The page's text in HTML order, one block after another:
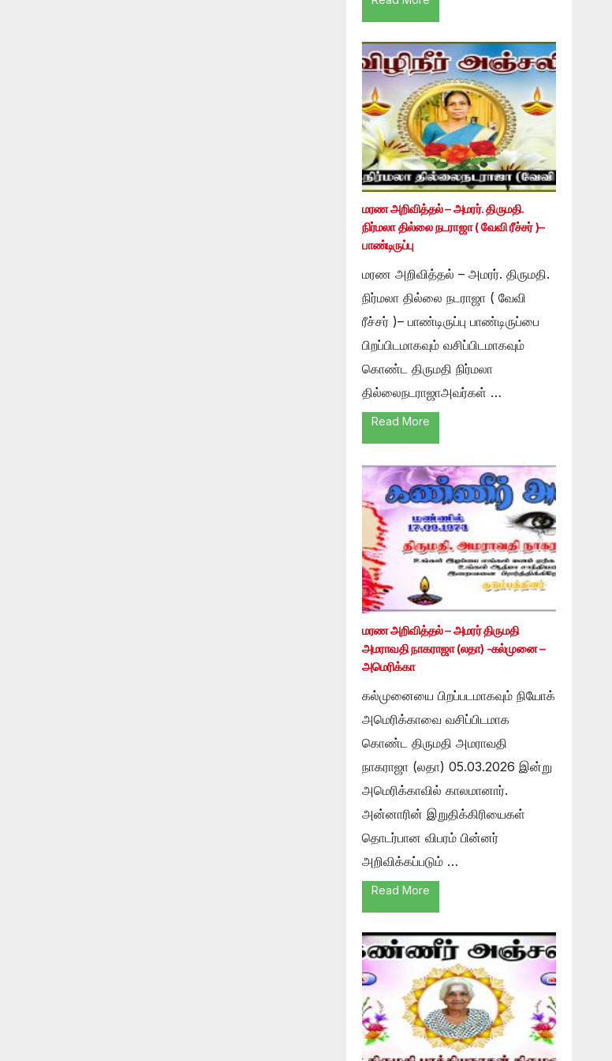
மரண அறிவித்தல் – அமரர். திருமதி.
நிர்மலா தில்லை நடராஜா ( வேவி ரீச்சர் )–
பாண்டிருப்பு
மரண அறிவித்தல் – அமரர். திருமதி.
நிர்மலா தில்லை நடராஜா ( வேவி
ரீச்சர் )– பாண்டிருப்பு பாண்டிருப்பை
பிறப்பிடமாகவும் வசிப்பிடமாகவும்
கொண்ட திருமதி நிர்மலா
தில்லைநடராஜாஅவர்கள் …
Read More
மரண அறிவித்தல் – அமரர் திருமதி
அமராவதி நாகராஜா (லதா) -கல்முனை –
அமெரிக்கா
கல்முனையை பிறப்படமாகவும் நியோக்
அமெரிக்காவை வசிப்பிடமாக
கொண்ட திருமதி அமராவதி
நாகராஜா (லதா) 05.03.2026 இன்று
அமெரிக்காவில் காலமானார்.
அன்னாரின் இறுதிக்கிரியைகள்
தொடர்பான விபரம் பின்னர்
அறிவிக்கப்படும் …
Read More